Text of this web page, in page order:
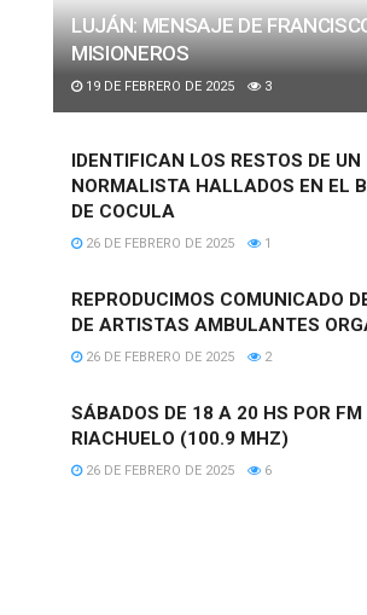
LUJÁN: MENSAJE DE
MISIONEROS
19 DE FEBRERO DE 2025 3
IDENTIFICAN LOS RESTOS DE UN
NORMALISTA HALLADOS EN EL
DE COCULA
26 DE FEBRERO DE 2025 1
REPRODUCIMOS COMUNICADO
DE ARTISTAS AMBULANTES
26 DE FEBRERO DE 2025 2
SÁBADOS DE 18 A 20 HS POR FM
RIACHUELO (100.9 MHZ)
26 DE FEBRERO DE 2025 6